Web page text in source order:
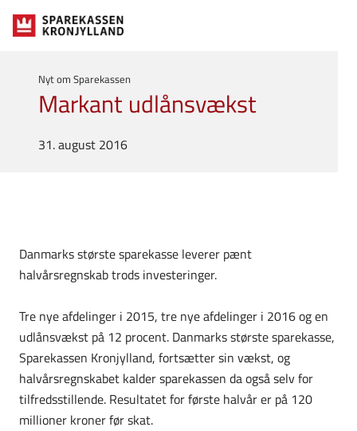
Nyt om Sparekassen
Markant udlånsvækst
31. august 2016
Danmarks største sparekasse leverer pænt
halvårsregnskab trods investeringer.
Tre nye afdelinger i 2015, tre nye afdelinger i 2016 og en
udlånsvækst på 12 procent. Danmarks største sparekasse,
Sparekassen Kronjylland, fortsætter sin vækst, og
halvårsregnskabet kalder sparekassen da også selv for
tilfredsstillende. Resultatet for første halvår er på 120
millioner kroner før skat.